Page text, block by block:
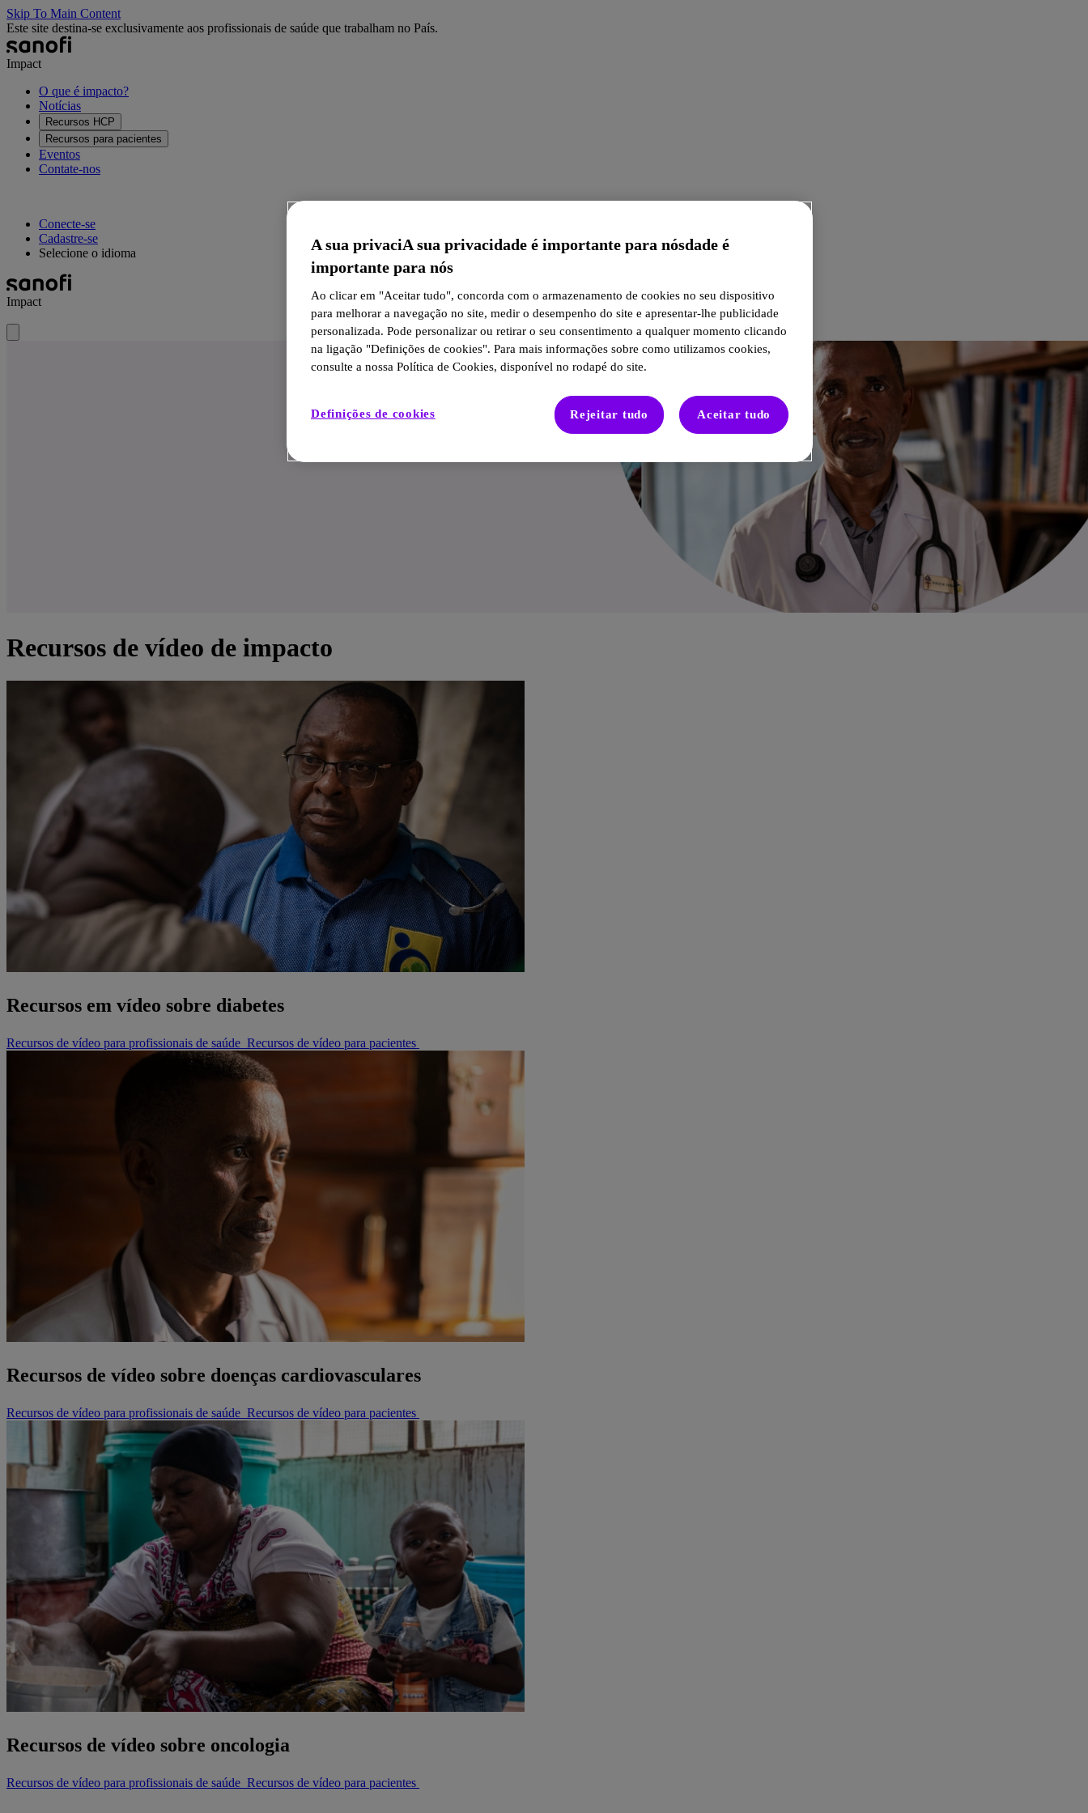
Skip To Main Content
Este site destina-se exclusivamente aos profissionais de saúde que trabalham no País.
Impact
O que é impacto?
Notícias
Recursos HCP
Recursos para pacientes
Eventos
Contate-nos
Conecte-se
Cadastre-se
Selecione o idioma
Impact
Recursos de vídeo de impacto
Recursos em vídeo sobre diabetes
Recursos de vídeo para profissionais de saúde Recursos de vídeo para pacientes
Recursos de vídeo sobre doenças cardiovasculares
Recursos de vídeo para profissionais de saúde Recursos de vídeo para pacientes
Recursos de vídeo sobre oncologia
Recursos de vídeo para profissionais de saúde Recursos de vídeo para pacientes
A sua privaciA sua privacidade é importante para nósdade é
importante para nós
Ao clicar em "Aceitar tudo", concorda com o armazenamento de cookies no seu dispositivo
para melhorar a navegação no site, medir o desempenho do site e apresentar-lhe publicidade
personalizada. Pode personalizar ou retirar o seu consentimento a qualquer momento clicando
na ligação "Definições de cookies". Para mais informações sobre como utilizamos cookies,
consulte a nossa Política de Cookies, disponível no rodapé do site.
Definições de cookies Rejeitar tudo Aceitar tudo